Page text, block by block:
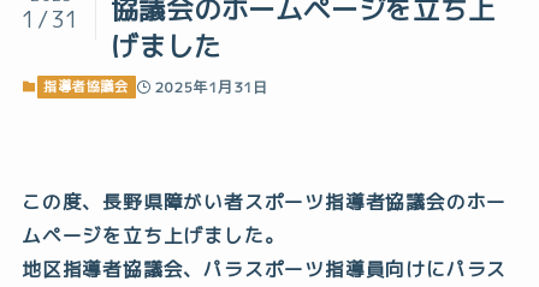
協議会のホームページを立ち上
げました
1/31
指導者協議会 2025年1月31日
この度、長野県障がい者スポーツ指導者協議会のホー
ムページを立ち上げました。
地区指導者協議会、パラスポーツ指導員向けにパラス